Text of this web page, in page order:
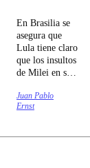
En Brasilia se
asegura que
Lula tiene claro
que los insultos
de Milei en su
responden a su
intento de
presidente
Juan Pablo
Ernst